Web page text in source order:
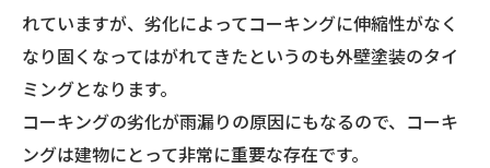
れていますが、劣化によってコーキングに伸縮性がなく
なり固くなってはがれてきたというのも外壁塗装のタイ
ミングとなります。
コーキングの劣化が雨漏りの原因にもなるので、コーキ
ングは建物にとって非常に重要な存在です。